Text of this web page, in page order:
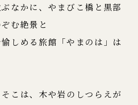
なかに、やまびこ橋と黒部
む絶景と
しめる旅館「やまのは」は
こは、木や岩のしつらえが